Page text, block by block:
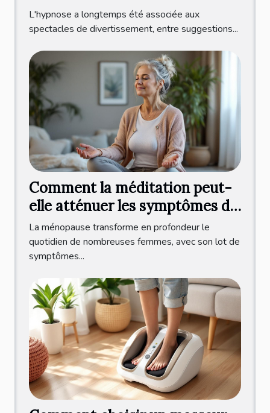
multiples !
L'hypnose a longtemps été associée aux
spectacles de divertissement, entre suggestions...
Comment la méditation peut-
elle atténuer les symptômes de
la ménopause ?
La ménopause transforme en profondeur le
quotidien de nombreuses femmes, avec son lot de
symptômes...